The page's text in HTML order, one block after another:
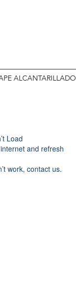
ALCANTARILLADO
Load
and refresh
work, contact us.